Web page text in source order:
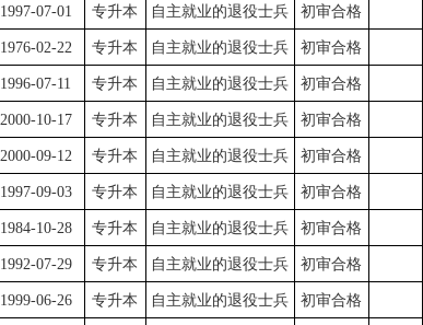
1997-07-01 专升本 自主就业的退役士兵 初审合格
1976-02-22 专升本 自主就业的退役士兵 初审合格
1996-07-11 专升本 自主就业的退役士兵 初审合格
2000-10-17 专升本 自主就业的退役士兵 初审合格
2000-09-12 专升本 自主就业的退役士兵 初审合格
1997-09-03 专升本 自主就业的退役士兵 初审合格
1984-10-28 专升本 自主就业的退役士兵 初审合格
1992-07-29 专升本 自主就业的退役士兵 初审合格
1999-06-26 专升本 自主就业的退役士兵 初审合格